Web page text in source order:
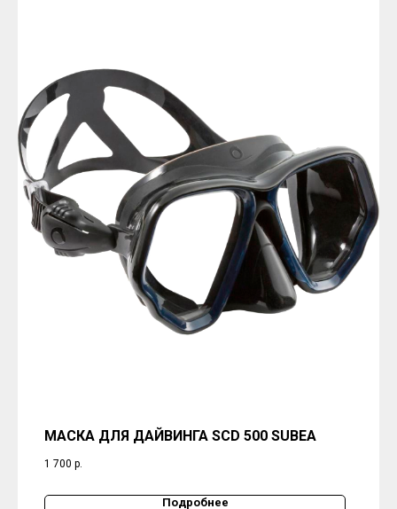
МАСКА ДЛЯ ДАЙВИНГА SCD 500 SUBEA
1 700 р.
Подробнее